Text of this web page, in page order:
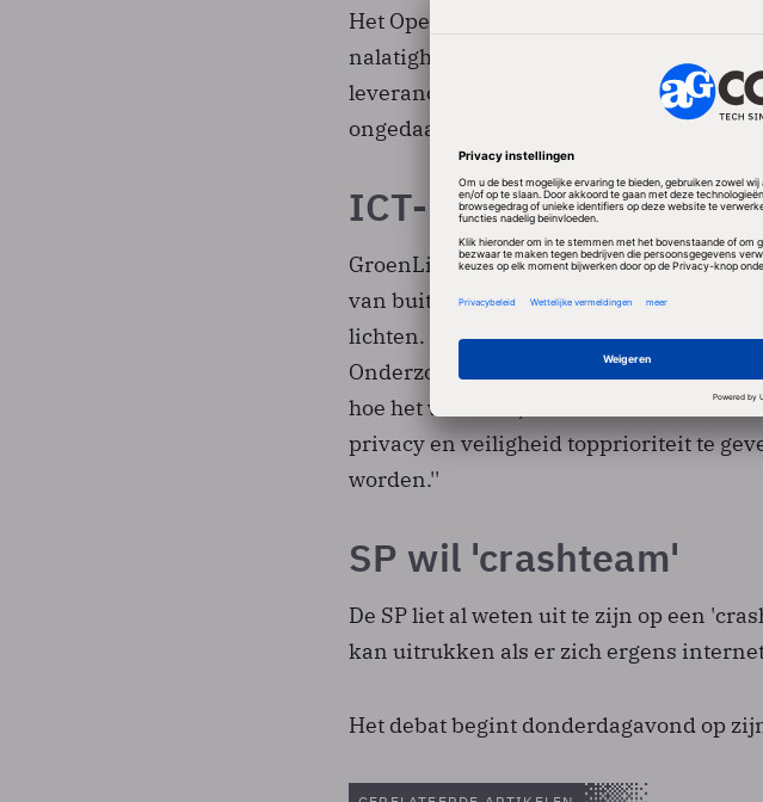
Het Openbaar Ministerie doet
nalatigheid bij Diginotar. De OPTA
leverancier van gekwalificeerde
ongedaan. Het bedrijf is onlangs failliet
ICT-beleid overheid
GroenLinks liet donderdagochtend
van buitenaf te willen vragen om het
lichten. Tweede Kamerlid Arjan El
Onderzoek na onderzoek, lek na lek
hoe het wel moet, maar niet waarom de
privacy en veiligheid topprioriteit te
worden.''
SP wil 'crashteam'
De SP liet al weten uit te zijn op een
kan uitrukken als er zich ergens
Het debat begint donderdagavond op